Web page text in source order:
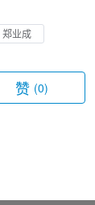
郑业成
赞 (0)